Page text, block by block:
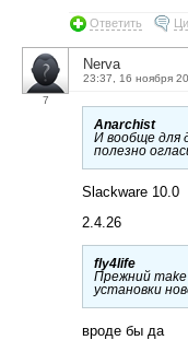
Ответить
7
Nerva
23:37, 16 ноября
Anarchist
И вообще для
полезно
Slackware 10.0
2.4.26
fly4life
Прежний
установки
вроде бы да